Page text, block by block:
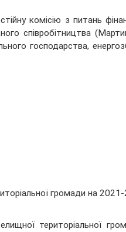
комісію з питань
співробітництва
господарства,
громади на
територіальної